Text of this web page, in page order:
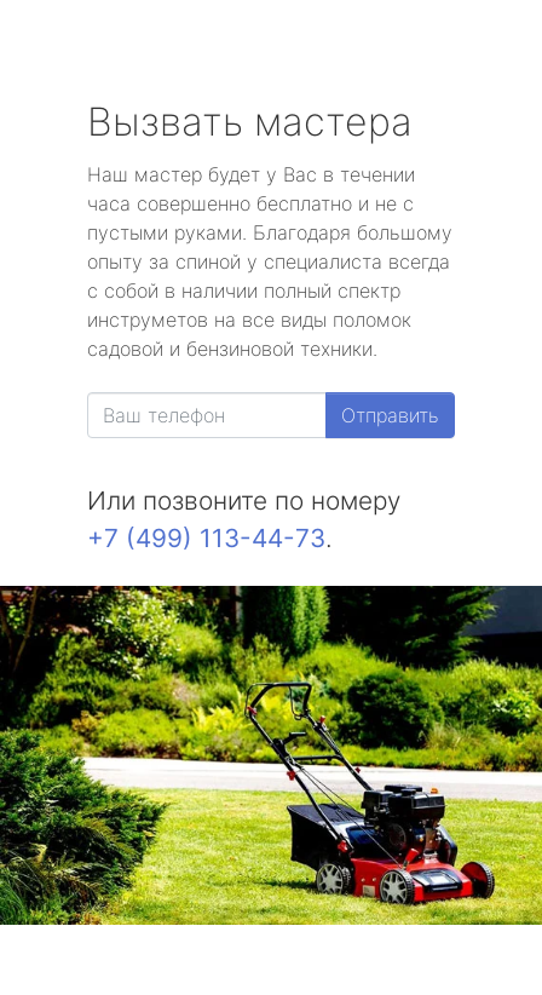
Вызвать мастера
Наш мастер будет у Вас в течении
часа совершенно бесплатно и не с
пустыми руками. Благодаря большому
опыту за спиной у специалиста всегда
с собой в наличии полный спектр
инструметов на все виды поломок
садовой и бензиновой техники.
Отправить
Или позвоните по номеру
+7 (499) 113-44-73.